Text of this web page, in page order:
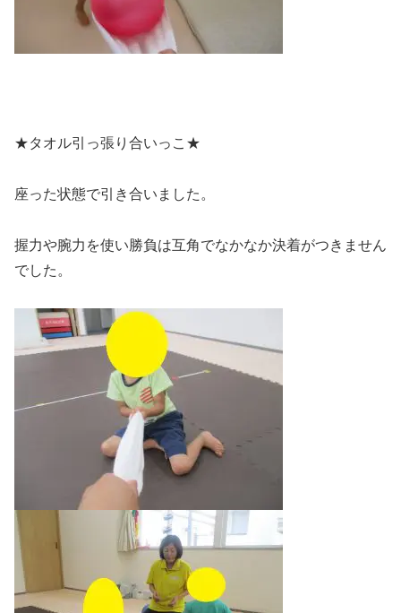
★タオル引っ張り合いっこ★
座った状態で引き合いました。
握力や腕力を使い勝負は互角でなかなか決着がつきません
でした。